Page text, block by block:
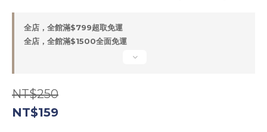
全店，全館滿$799超取免運
全店，全館滿$1500全面免運
NT$250
NT$159